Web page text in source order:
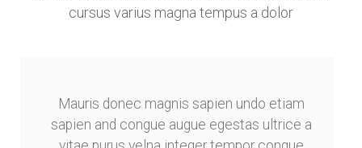
cursus varius magna tempus a dolor
Mauris donec magnis sapien undo etiam
sapien and congue augue egestas ultrice a